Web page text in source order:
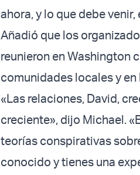
ahora, y lo que debe
Añadió que los
reunieron en Washington
comunidades locales y
«Las relaciones, David,
creciente», dijo Michael.
teorías conspirativas
conocido y tienes una